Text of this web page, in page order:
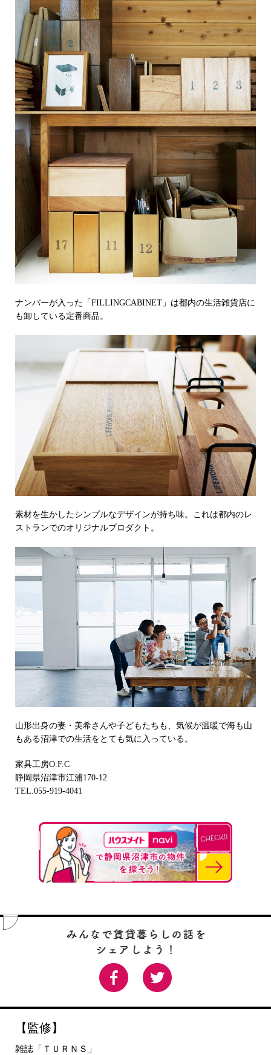
ナンバーが入った「FILLINGCABINET」は都内の生活雑貨店に
も卸している定番商品。
素材を生かしたシンプルなデザインが持ち味。これは都内のレ
ストランでのオリジナルプロダクト。
山形出身の妻・美希さんや子どもたちも、気候が温暖で海も山
もある沼津での生活をとても気に入っている。
家具工房O.F.C
静岡県沼津市江浦170-12
TEL.055-919-4041
【監修】
雑誌「ＴＵＲＮＳ」